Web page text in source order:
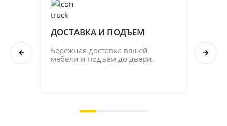
ДОСТАВКА И ПОДЪЕМ
Бережная доставка вашей
мебели и подъём до двери.